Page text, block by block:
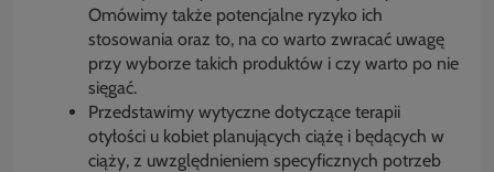
Omówimy także potencjalne ryzyko ich
stosowania oraz to, na co warto zwracać uwagę
przy wyborze takich produktów i czy warto po nie
sięgać.
Przedstawimy wytyczne dotyczące terapii
otyłości u kobiet planujących ciążę i będących w
ciąży, z uwzględnieniem specyficznych potrzeb